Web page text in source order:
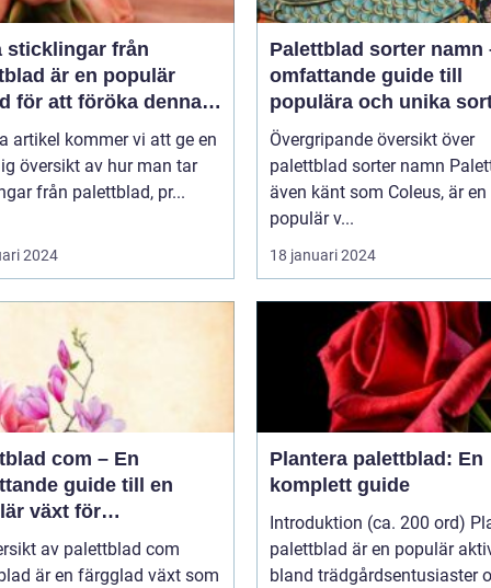
sticklingar från
är en populär
för att föröka denna
växt på ett effektivt
artikel kommer vi att ge en
översikt av hur man tar
från palettblad, pr...
2024
Palettblad sorter namn
omfattande guide till
populära och unika
Övergripande översikt över
palettblad sorter namn Palettblad,
även känt som Coleus, är en
populär v...
18 januari 2024
com – En
guide till en
växt för
av palettblad com
är en färgglad växt som
Plantera palettblad: En
komplett guide
Introduktion (ca. 200 ord)
palettblad är en populär
bland trädgårdsentusiaster